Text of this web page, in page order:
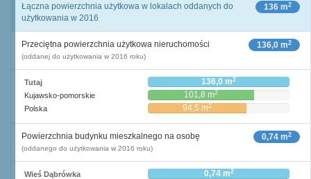
136 m2
Łączna powierzchnia użytkowa w lokalach oddanych do
użytkowania w 2016
136,0 m2
Przeciętna powierzchnia użytkowa nieruchomości
(oddanej do użytkowania w 2016 roku)
Tutaj 136,0 m2
Kujawsko-pomorskie 101,8 m2
Polska 94,5 m2
0,74 m2
Powierzchnia budynku mieszkalnego na osobę
(oddanego do użytkowania w 2016 roku)
Wieś Dąbrówka 0,74 m2